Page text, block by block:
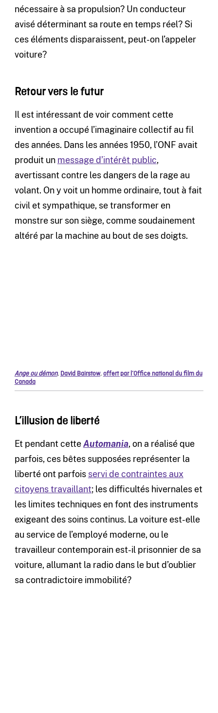
nécessaire à sa propulsion? Un conducteur
avisé déterminant sa route en temps réel? Si
ces éléments disparaissent, peut-on l’appeler
voiture?
Retour vers le futur
Il est intéressant de voir comment cette
invention a occupé l’imaginaire collectif au fil
des années. Dans les années 1950, l’ONF avait
produit un message d’intérêt public,
avertissant contre les dangers de la rage au
volant. On y voit un homme ordinaire, tout à fait
civil et sympathique, se transformer en
monstre sur son siège, comme soudainement
altéré par la machine au bout de ses doigts.
Ange ou démon, David Bairstow,offert par l’Office national du film du
Canada
L’illusion de liberté
Et pendant cetteAutomania, on a réalisé que
parfois, ces bêtes supposées représenter la
liberté ont parfois servi de contraintes aux
citoyens travaillant; les difficultés hivernales et
les limites techniques en font des instruments
exigeant des soins continus. La voiture est-elle
au service de l’employé moderne, ou le
travailleur contemporain est-il prisonnier de sa
voiture, allumant la radio dans le but d’oublier
sa contradictoire immobilité?